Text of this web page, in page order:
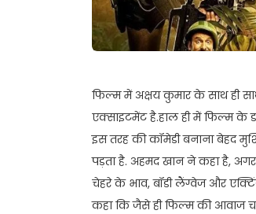
फिल्म में अक्षय कुमार के साथ ही
एक्साइटमेंट है.हाल ही में फिल्म के
इस तरह की कॉमेडी बनाना बेहद
पड़ता है. अहमद खान ने कहा है,
चेहरे के भाव, बॉडी लैंग्वेज और
कहा कि जैसे ही फिल्म की आवाज